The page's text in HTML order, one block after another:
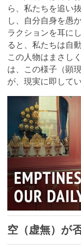
ら、私たちを追い
し、自分自身を愚
ラクションを耳に
ると、私たちは自
この人物はまさし
は、この様子（顕
が、現実に即して
空（虚無）が